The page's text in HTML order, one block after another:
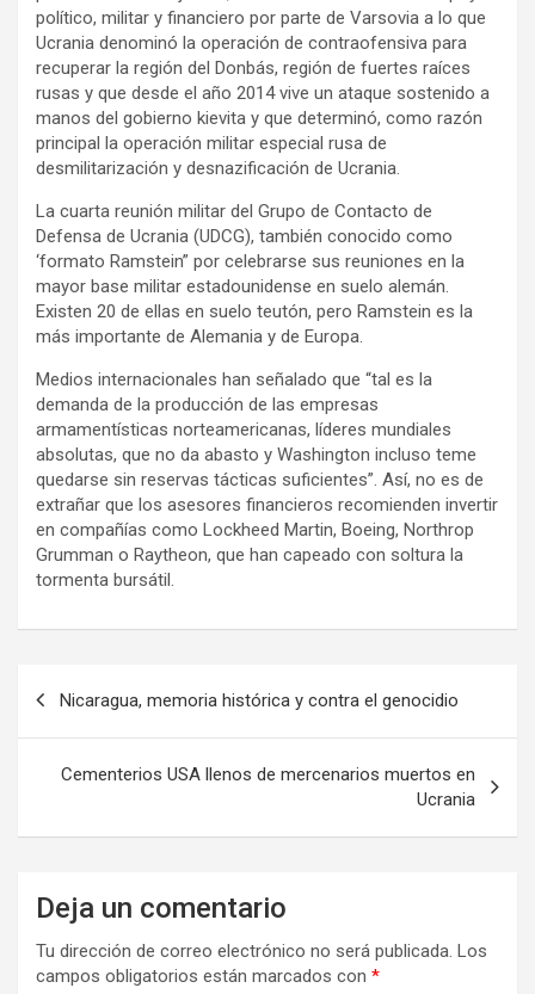
político, militar y financiero por parte de Varsovia a lo que
Ucrania denominó la operación de contraofensiva para
recuperar la región del Donbás, región de fuertes raíces
rusas y que desde el año 2014 vive un ataque sostenido a
manos del gobierno kievita y que determinó, como razón
principal la operación militar especial rusa de
desmilitarización y desnazificación de Ucrania.
La cuarta reunión militar del Grupo de Contacto de
Defensa de Ucrania (UDCG), también conocido como
‘formato Ramstein” por celebrarse sus reuniones en la
mayor base militar estadounidense en suelo alemán.
Existen 20 de ellas en suelo teutón, pero Ramstein es la
más importante de Alemania y de Europa.
Medios internacionales han señalado que “tal es la
demanda de la producción de las empresas
armamentísticas norteamericanas, líderes mundiales
absolutas, que no da abasto y Washington incluso teme
quedarse sin reservas tácticas suficientes”. Así, no es de
extrañar que los asesores financieros recomienden invertir
en compañías como Lockheed Martin, Boeing, Northrop
Grumman o Raytheon, que han capeado con soltura la
tormenta bursátil.
g
Nicaragua, memoria histórica y contra el genocidio
Cementerios USA llenos de mercenarios muertos en
Ucrania
Deja un comentario
Tu dirección de correo electrónico no será publicada. Los
campos obligatorios están marcados con *